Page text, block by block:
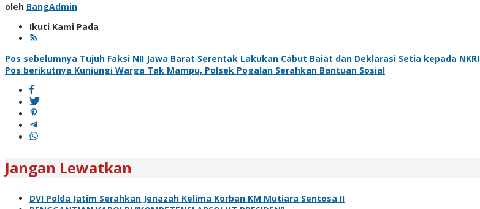
oleh BangAdmin
Ikuti Kami Pada
Navigasi
pos
Pos sebelumnya Tujuh Faksi NII Jawa Barat Serentak Lakukan Cabut Baiat dan Deklarasi Setia kepada NKRI
Pos berikutnya Kunjungi Warga Tak Mampu, Polsek Pogalan Serahkan Bantuan Sosial
Jangan Lewatkan
DVI Polda Jatim Serahkan Jenazah Kelima Korban KM Mutiara Sentosa II